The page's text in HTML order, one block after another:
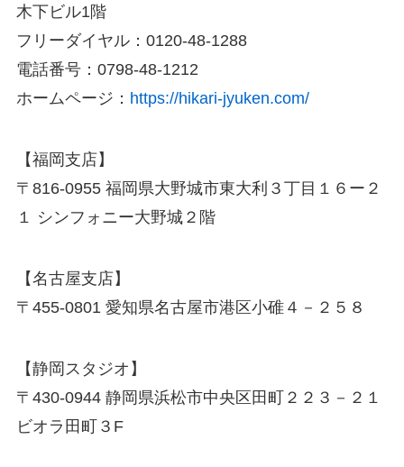
木下ビル1階
フリーダイヤル：0120-48-1288
電話番号：0798-48-1212
ホームページ： https://hikari-jyuken.com/
【福岡支店】
〒816-0955 福岡県大野城市東大利３丁目１６ー２
１ シンフォニー大野城２階
【名古屋支店】
〒455-0801 愛知県名古屋市港区小碓４－２５８
【静岡スタジオ】
〒430-0944 静岡県浜松市中央区田町２２３－２１
ビオラ田町３F